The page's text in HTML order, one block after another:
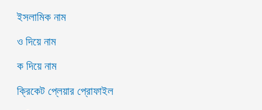
ইসলামিক নাম
ও দিয়ে নাম
ক দিয়ে নাম
ক্রিকেট প্লেয়ার প্রোফাইল